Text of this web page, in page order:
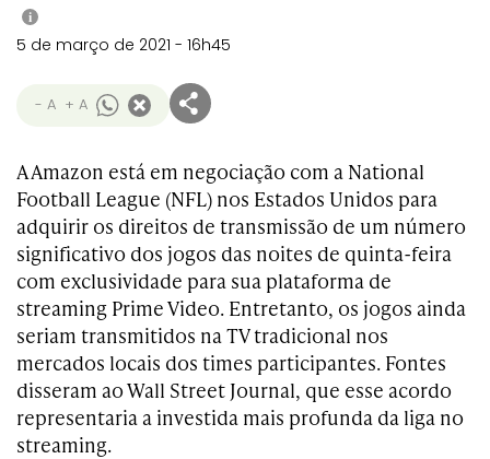
i
5 de março de 2021 - 16h45
- A + A
A Amazon está em negociação com a National
Football League (NFL) nos Estados Unidos para
adquirir os direitos de transmissão de um número
significativo dos jogos das noites de quinta-feira
com exclusividade para sua plataforma de
streaming Prime Video. Entretanto, os jogos ainda
seriam transmitidos na TV tradicional nos
mercados locais dos times participantes. Fontes
disseram ao Wall Street Journal, que esse acordo
representaria a investida mais profunda da liga no
streaming.